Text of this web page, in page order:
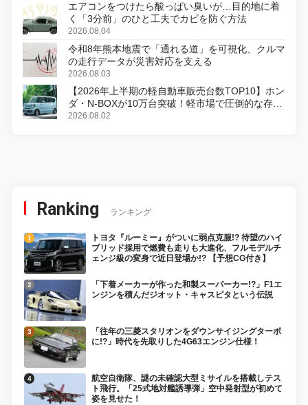
エアコンをつけたら酸っぱい臭いが…目的地に着
く「3分前」のひと工夫でカビを防ぐ方法
2026.08.04
令和8年熊本地震で「通れる道」を可視化、クルマ
の走行データが災害対応を支える
2026.08.03
【2026年上半期の軽自動車販売台数TOP10】ホン
ダ・N-BOXが10万台突破！軽市場で圧倒的な存在
感
2026.08.02
Ranking ランキング
トヨタ『ルーミー』がついに弱点克服!? 待望のハイ
ブリッド採用で燃費も走りも大進化、フルモデルチ
ェンジ級の変身で近日登場か!? 【予想CG付き】
「下着メーカーが作った和製スーパーカー!?」F1エ
ンジンを積んだジオット・キャスピタという伝説
「往年の三菱スタリオンをダウンサイジングターボ
に!?」時代を先取りした4G63エンジン仕様！
航空自衛隊、謎の未確認大型ミサイルを搭載しテス
ト飛行。「25式地対艦誘導弾」空中発射型が初めて
姿を見せた！